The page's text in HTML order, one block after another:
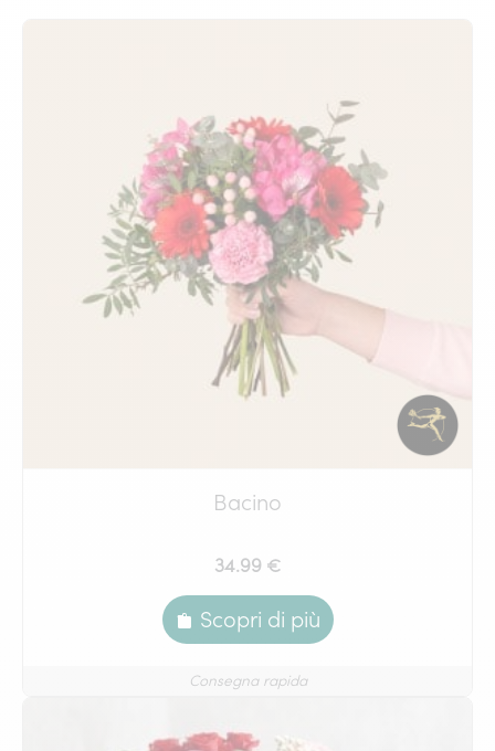
Bacino
34.99 €
Scopri di più
Consegna rapida